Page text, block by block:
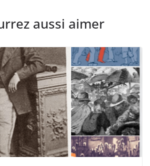
aussi aimer